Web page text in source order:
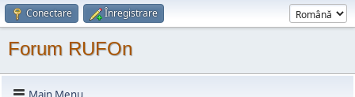
Conectare Înregistrare
Forum RUFOn